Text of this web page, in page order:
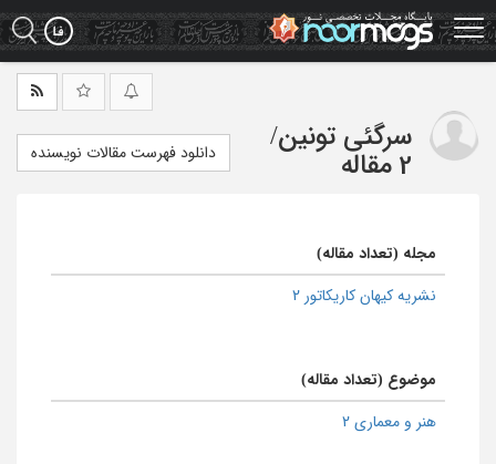
Skip
to
main
سرگئی تونین/
2 مقاله
دانلود فهرست مقالات نویسنده
مجله (تعداد مقاله)
نشریه کیهان کاریکاتور 2
موضوع (تعداد مقاله)
هنر و معماری 2